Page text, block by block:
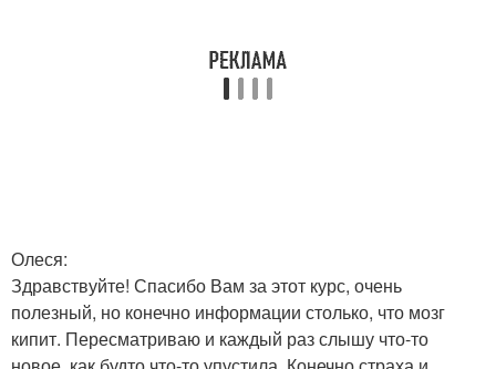
Олеся:
Здравствуйте! Спасибо Вам за этот курс, очень
полезный, но конечно информации столько, что мозг
кипит. Пересматриваю и каждый раз слышу что-то